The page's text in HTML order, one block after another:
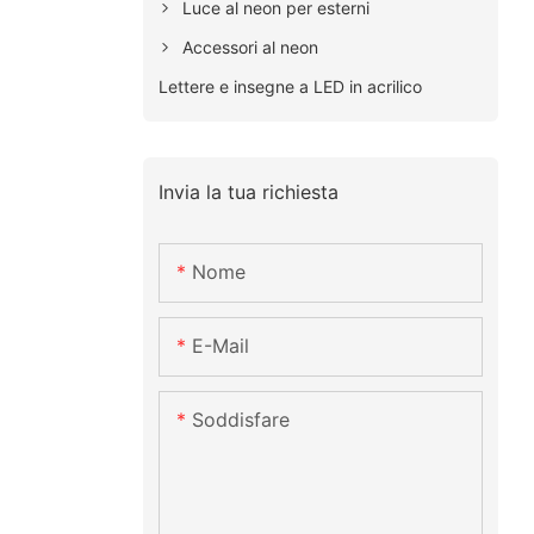
Luce al neon per esterni
Accessori al neon
Lettere e insegne a LED in acrilico
Invia la tua richiesta
Nome
E-Mail
Soddisfare